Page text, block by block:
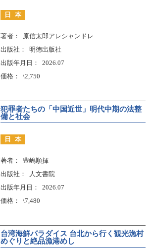
日本
著者
原信太郎アレシャンドレ
出版社
明徳出版社
出版年月日
2026.07
価格
\2,750
犯罪者たちの「中国近世」明代中期の法整
備と社会
日本
著者
豊嶋順揮
出版社
人文書院
出版年月日
2026.07
価格
\7,480
台湾海鮮パラダイス 台北から行く観光漁村
めぐりと絶品漁港めし